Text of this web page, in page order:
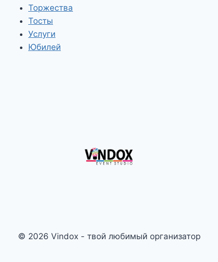
Торжества
Тосты
Услуги
Юбилей
© 2026 Vindox - твой любимый организатор